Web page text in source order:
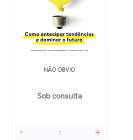
NÃO ÓBVIO
Sob consulta
Não
- +